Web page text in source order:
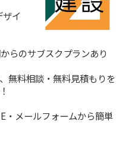
ザイ
らのサブスクプランあり
無料相談・無料見積もりを
・メールフォームから簡単